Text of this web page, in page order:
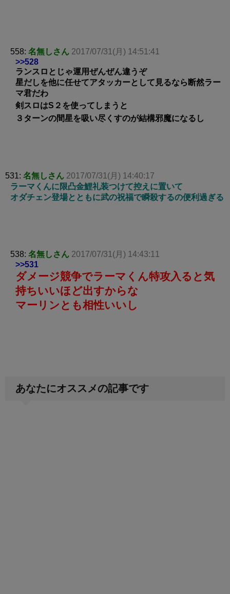
558: 名無しさん 2017/07/31(月) 14:51:41
>>528
ランスロとじゃ運用ぜんぜん違うぞ
星だしを他に任せてアタッカーとして見るなら断然ラー
マ君だわ
剣スロはS２を使ってしまうと
３ターンの間星を吸い尽くすのが結構邪魔になるし
531: 名無しさん 2017/07/31(月) 14:40:17
ラーマくんに限凸金鯉礼装つけて控えに置いて
オダチェン登場とともに武の祝福で瞬殺するの便利過ぎる
538: 名無しさん 2017/07/31(月) 14:43:11
>>531
ダメージ競争でラーマくん特攻入ると気
持ちいいほど出すからな
マーリンとも相性いいし
あなたにオススメの記事です